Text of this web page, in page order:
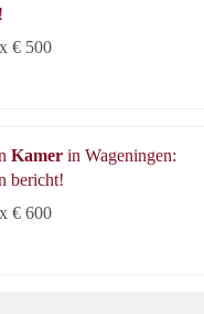
€ 500
Kamer in Wageningen:
bericht!
€ 600